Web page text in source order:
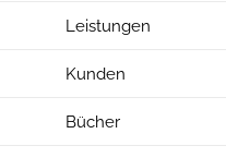
Leistungen
Kunden
Bücher